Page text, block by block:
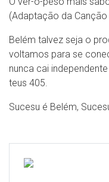
(Adaptação da
Belém talvez seja o
voltamos para se
nunca cai
teus 405.
Sucesu é Belém,